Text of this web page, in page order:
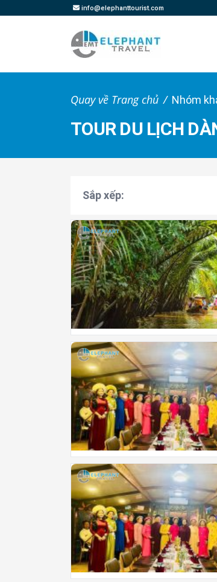
info@elephanttourist.com
Quay về Trang chủ Nhóm
TOUR DU LỊCH
Sắp xếp: